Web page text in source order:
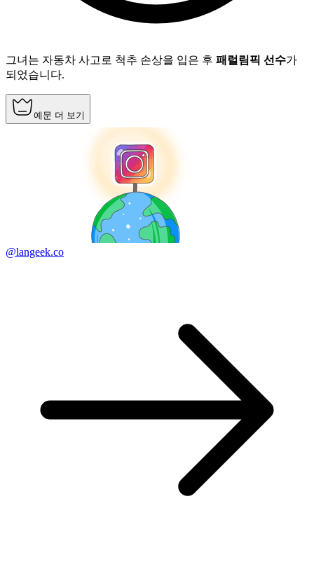
그녀는 자동차 사고로 척추 손상을 입은 후 패럴림픽 선수가
되었습니다.
예문 더 보기
@langeek.co